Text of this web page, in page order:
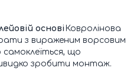
основі Ковролінова
з вираженим ворсовим
що
зробити монтаж.